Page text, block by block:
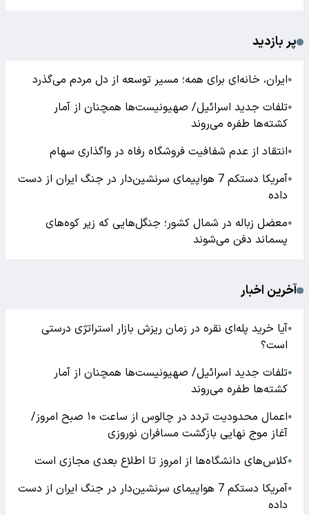
پر بازدید
●ایران، خانه‌ای برای همه؛ مسیر توسعه از دل مردم می‌گذرد
●تلفات جدید اسرائیل/ صهیونیست‌ها همچنان از آمار
کشته‌ها طفره می‌روند
●انتقاد از عدم شفافیت فروشگاه رفاه در واگذاری سهام
●
آمریکا دستکم 7 هواپیمای سرنشین‌دار در جنگ ایران از دست
داده
●معضل زباله در شمال کشور؛ جنگل‌هایی که زیر کوه‌های
پسماند دفن می‌شوند
آخرین اخبار
●آیا خرید پله‌ای نقره در زمان ریزش بازار استراتژی درستی
است؟
●تلفات جدید اسرائیل/ صهیونیست‌ها همچنان از آمار
کشته‌ها طفره می‌روند
●
اعمال محدودیت تردد در چالوس از ساعت ۱۰ صبح امروز/
آغاز موج نهایی بازگشت مسافران نوروزی
●کلاس‌های دانشگاه‌ها از امروز تا اطلاع بعدی مجازی است
●
آمریکا دستکم 7 هواپیمای سرنشین‌دار در جنگ ایران از دست
داده